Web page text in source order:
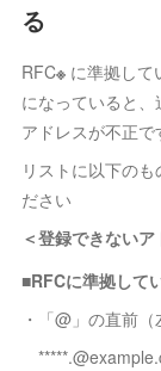
る
RFC※ に準拠して
になっていると
アドレスが不正で
リストに以下の
ださい
＜登録できないア
■RFCに準拠して
・「@」の直前